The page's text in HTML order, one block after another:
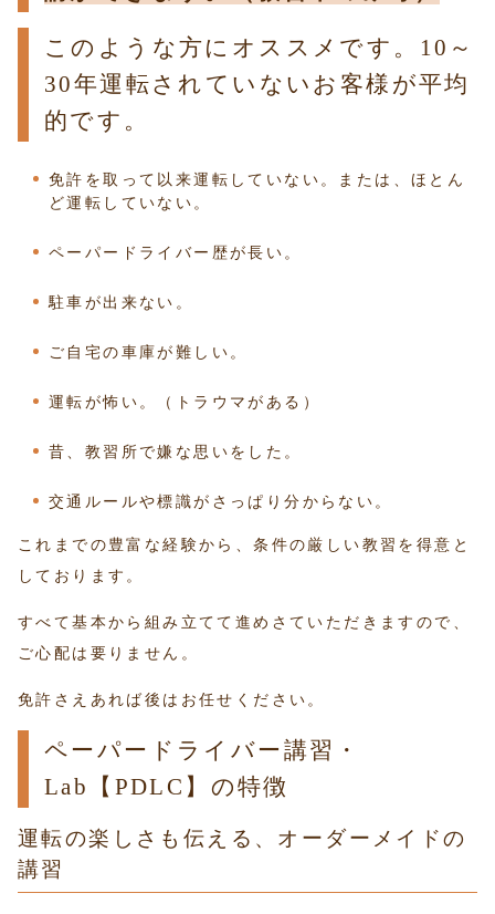
このような方にオススメです。10～
30年運転されていないお客様が平均
的です。
免許を取って以来運転していない。または、ほとん
ど運転していない。
ペーパードライバー歴が長い。
駐車が出来ない。
ご自宅の車庫が難しい。
運転が怖い。（トラウマがある）
昔、教習所で嫌な思いをした。
交通ルールや標識がさっぱり分からない。
これまでの豊富な経験から、条件の厳しい教習を得意と
しております。
すべて基本から組み立てて進めさていただきますので、
ご心配は要りません。
免許さえあれば後はお任せください。
ペーパードライバー講習・
Lab【PDLC】の特徴
運転の楽しさも伝える、オーダーメイドの
講習